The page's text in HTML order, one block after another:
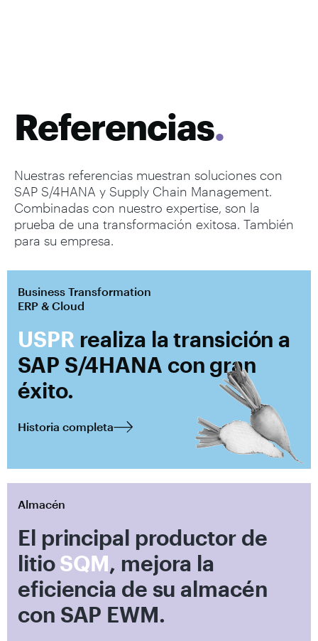
Referencias.
Nuestras referencias muestran soluciones con
SAP S/4HANA y Supply Chain Management.
Combinadas con nuestro expertise, son la
prueba de una transformación exitosa. También
para su empresa.
Business Transformation
ERP & Cloud
USPR realiza la transición a
SAP S/4HANA con gran
éxito.
Historia completa
Almacén
El principal productor de
litioSQM, mejora la
eficiencia de su almacén
con SAP EWM.